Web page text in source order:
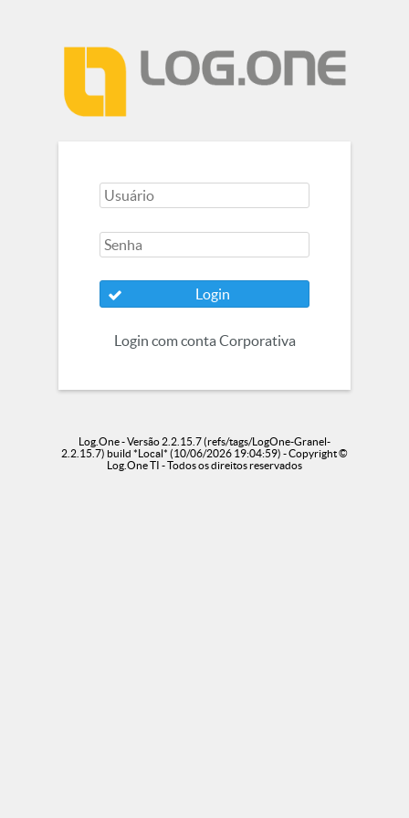
Login
Login com conta Corporativa
Log.One - Versão 2.2.15.7 (refs/tags/LogOne-Granel-
2.2.15.7) build *Local* (10/06/2026 19:04:59) - Copyright ©
Log.One TI - Todos os direitos reservados